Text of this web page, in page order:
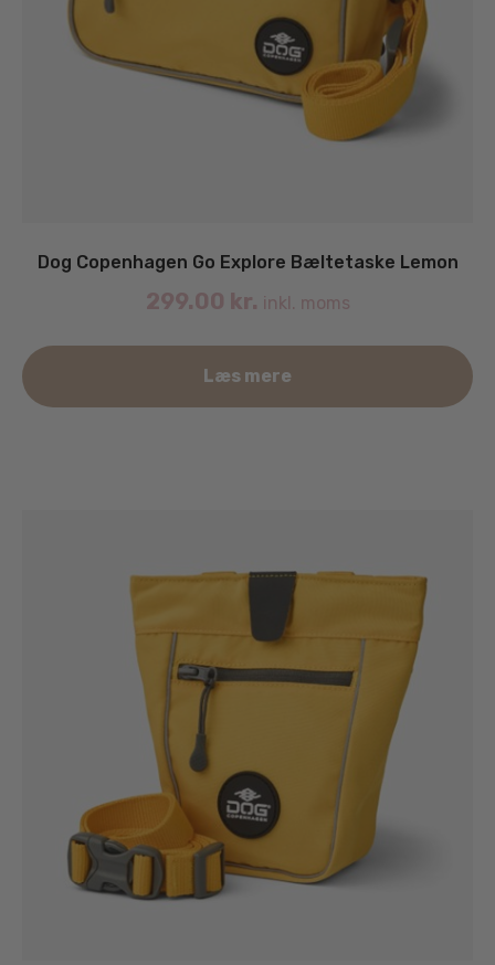
Dog Copenhagen Go Explore Bæltetaske Lemon
299.00 kr. inkl. moms
Læs mere